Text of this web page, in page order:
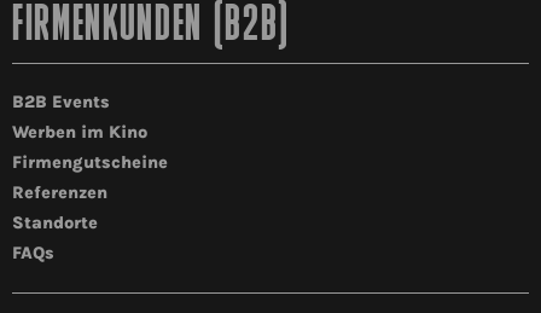
FIRMENKUNDEN (B2B)
B2B Events
Werben im Kino
Firmengutscheine
Referenzen
Standorte
FAQs